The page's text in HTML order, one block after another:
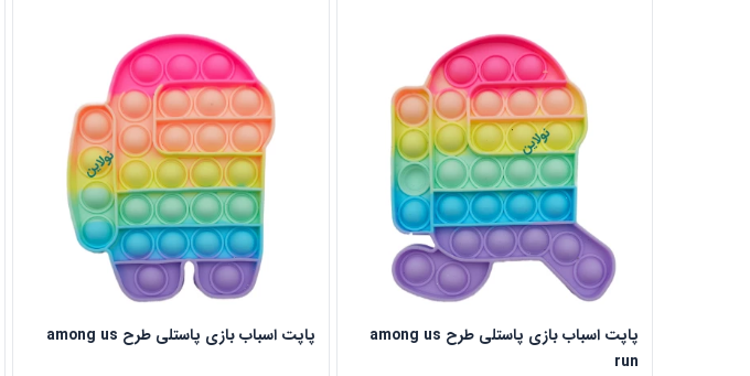
پاپت اسباب بازی پاستلی طرح among us
run
پاپت اسباب بازی پاستلی طرح among us